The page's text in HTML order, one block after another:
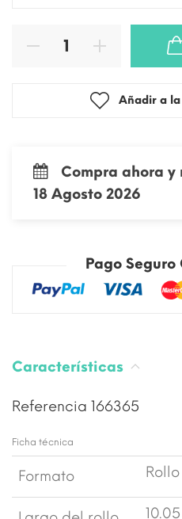
Añadir a la
Compra ahora
18 Agosto 2026
Pago
Características
Referencia 166365
Ficha técnica
Formato